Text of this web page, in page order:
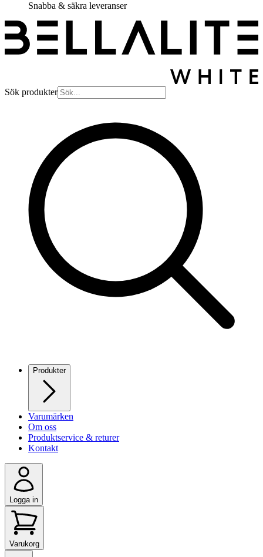
Snabba & säkra leveranser
Sök produkter
Produkter
Varumärken
Om oss
Produktservice & returer
Kontakt
Logga in
Varukorg